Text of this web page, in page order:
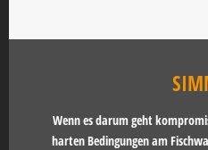
Wenn es darum geht
harten Bedingungen am